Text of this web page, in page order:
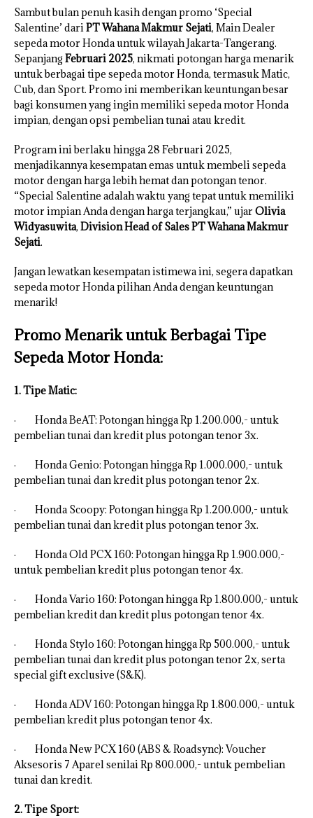
Sambut bulan penuh kasih dengan promo ‘Special
Salentine’ dariPT Wahana Makmur Sejati, Main Dealer
sepeda motor Honda untuk wilayah Jakarta-Tangerang.
SepanjangFebruari 2025, nikmati potongan harga menarik
untuk berbagai tipe sepeda motor Honda, termasuk Matic,
Cub, dan Sport. Promo ini memberikan keuntungan besar
bagi konsumen yang ingin memiliki sepeda motor Honda
impian, dengan opsi pembelian tunai atau kredit.
Program ini berlaku hingga 28 Februari 2025,
menjadikannya kesempatan emas untuk membeli sepeda
motor dengan harga lebih hemat dan potongan tenor.
“Special Salentine adalah waktu yang tepat untuk memiliki
motor impian Anda dengan harga terjangkau,” ujarOlivia
Widyasuwita, Division Head of Sales PT Wahana Makmur
Sejati.
Jangan lewatkan kesempatan istimewa ini, segera dapatkan
sepeda motor Honda pilihan Anda dengan keuntungan
menarik!
Promo Menarik untuk Berbagai Tipe
Sepeda Motor Honda:
1. Tipe Matic:
· Honda BeAT: Potongan hingga Rp 1.200.000,- untuk
pembelian tunai dan kredit plus potongan tenor 3x.
· Honda Genio: Potongan hingga Rp 1.000.000,- untuk
pembelian tunai dan kredit plus potongan tenor 2x.
· Honda Scoopy: Potongan hingga Rp 1.200.000,- untuk
pembelian tunai dan kredit plus potongan tenor 3x.
· Honda Old PCX 160: Potongan hingga Rp 1.900.000,-
untuk pembelian kredit plus potongan tenor 4x.
· Honda Vario 160: Potongan hingga Rp 1.800.000,- untuk
pembelian kredit dan kredit plus potongan tenor 4x.
· Honda Stylo 160: Potongan hingga Rp 500.000,- untuk
pembelian tunai dan kredit plus potongan tenor 2x, serta
special gift exclusive (S&K).
· Honda ADV 160: Potongan hingga Rp 1.800.000,- untuk
pembelian kredit plus potongan tenor 4x.
· Honda New PCX 160 (ABS & Roadsync): Voucher
Aksesoris 7 Aparel senilai Rp 800.000,- untuk pembelian
tunai dan kredit.
2. Tipe Sport: